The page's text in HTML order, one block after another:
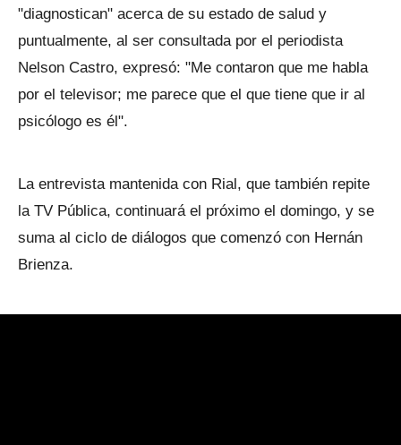
"diagnostican" acerca de su estado de salud y
puntualmente, al ser consultada por el periodista
Nelson Castro, expresó: "Me contaron que me habla
por el televisor; me parece que el que tiene que ir al
psicólogo es él".
La entrevista mantenida con Rial, que también repite
la TV Pública, continuará el próximo el domingo, y se
suma al ciclo de diálogos que comenzó con Hernán
Brienza.